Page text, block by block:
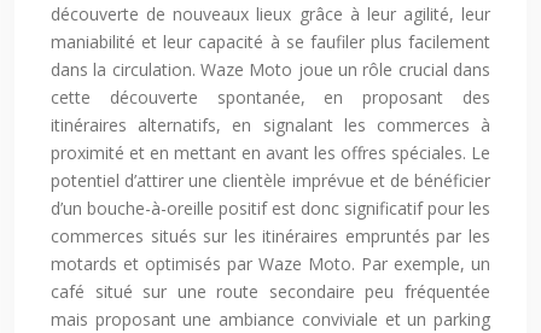
découverte de nouveaux lieux grâce à leur agilité, leur
maniabilité et leur capacité à se faufiler plus facilement
dans la circulation. Waze Moto joue un rôle crucial dans
cette découverte spontanée, en proposant des
itinéraires alternatifs, en signalant les commerces à
proximité et en mettant en avant les offres spéciales. Le
potentiel d’attirer une clientèle imprévue et de bénéficier
d’un bouche-à-oreille positif est donc significatif pour les
commerces situés sur les itinéraires empruntés par les
motards et optimisés par Waze Moto. Par exemple, un
café situé sur une route secondaire peu fréquentée
mais proposant une ambiance conviviale et un parking